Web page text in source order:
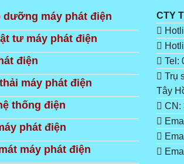
dưỡng máy phát điện
tư máy phát điện
điện
máy phát điện
thống điện
phát điện
máy phát điện
CTY
Tel:
Trụ
Tây
CN: